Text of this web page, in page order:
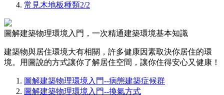
常見木地板種類2/2
圖解建築物理環境入門，一次精通建築環境基本知識
建築物與居住環境大有相關，許多健康因素取決你居住的環
境。用圖說的方式讓你了解居住空間，讓你住得安心又健康！
圖解建築物理環境入門--病態建築症候群
圖解建築物理環境入門--換氣方式